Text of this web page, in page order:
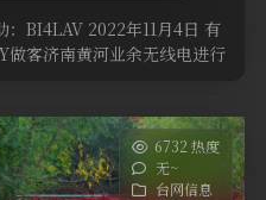
：BI4LAV 2022年11月4日 有
客济南黄河业余无线电进行
6732 热度
无~
台网信息